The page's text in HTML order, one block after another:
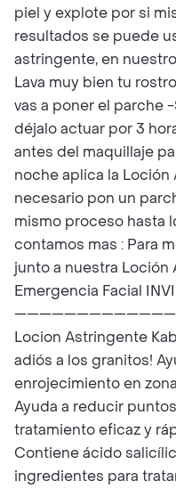
piel y explote por si
resultados se puede
astringente, en
Lava muy bien tu
vas a poner el parche
déjalo actuar por 3
antes del maquillaje
noche aplica la
necesario pon un
mismo proceso hasta
contamos mas : Para
junto a nuestra Loción
Emergencia Facial
Locion Astringente
adiós a los granitos!
enrojecimiento en
Ayuda a reducir
tratamiento eficaz y
Contiene ácido
ingredientes para